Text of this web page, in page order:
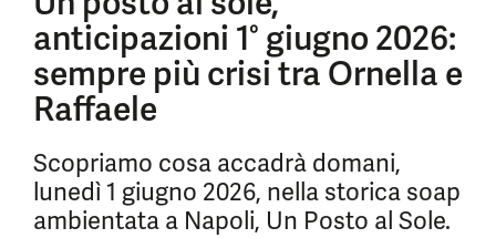
anticipazioni 1° giugno 2026:
sempre più crisi tra Ornella e
Raffaele
Scopriamo cosa accadrà domani,
lunedì 1 giugno 2026, nella storica soap
ambientata a Napoli, Un Posto al Sole.